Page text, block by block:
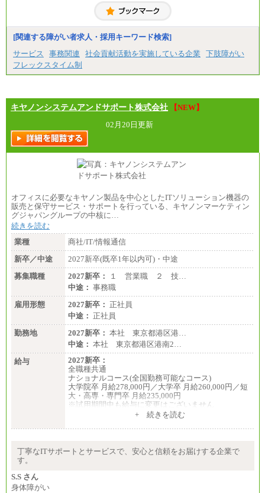
(※3)、218,500円(※4)、216,500円（※5）
※1…東京都、埼玉県、千葉県、神奈川県
※2…大阪府、京都府、兵庫県、滋賀県
※3…愛知県、静岡県
※4…北海道、宮城県、栃木県、群馬県、長野県、新
潟県、富山県、石川県、岡山県、広島県、山口県、
香川県、福岡県
県、福島県、山形県
・月給には一律地域手当を含んだ金額を表示
（一律地域手当：※1…36,000円、※2…33,000円、
※3…28,000円、※4…25,000円、※5…23,000円）
・試用期間中も給与変更なし
●基幹職（地域限定社員）
・大学・院卒／月給185,000 円～219,000 円 ※勤務地
により異なる。
〈大阪・兵庫〉209,000 円
〈愛知〉194,500 円 〈福岡〉1
85,000 円
地により異なる。
〈東京・神奈川〉210,000 円
〈大阪・兵庫〉200,000 円
〈愛知〉194,500 円 〈福
岡〉185,000円
※基本給のみ（地域手当なし）
※試用期間中も給与変更なし
中途：
【阪急交通社】
◆正社員/総合職
月給250,000円～(※1)、247,000円～(※2)、242,000円
～(※3)、239,000円～(※4)、237,000円～（※5）
・月給は一律地域手当を含んだ金額を表示
（※1…36,000円、※2…33,000円、※3…28,000円、
※4…25,000円、※5…23,000円）
・試用期間中も給与変更なし
◆正社員/基幹職
〈東京・神奈川〉月給219,000 円～ 〈大阪・兵庫〉
[関連する障がい者求人・採用キーワード検索]
サービス
事務関連 社会貢献活動を実施している企業
下肢障がい
フレックスタイム制
キヤノンシステムアンドサポート株式会社
【NEW】
02月20日更新
オフィスに必要なキヤノン製品を中心としたITソリューション機器の
販売と保守サービス・サポートを行っている、キヤノンマーケティン
グジャパングループの中核に…
続きを読む
業種
商社/IT/情報通信
新卒／中途
2027新卒(既卒1年以内可)・中途
募集職種
2027新卒：
１ 営業職 ２ 技…
中途： 事務職
雇用形態
2027新卒： 正社員
中途： 正社員
勤務地
2027新卒： 本社 東京都港区港…
中途： 本社 東京都港区港南2…
給与
2027新卒：
全職種共通
ナショナルコース(全国勤務可能なコース)
大学院卒 月給278,000円／大学卒 月給260,000円／短
大・高専・専門卒 月給235,000円
※試用期間中も給与に変更はございません
大学院卒 月給264,000円／大学卒 月給250,000円／短
※試用期間中も給与に変更はございません
中途：
+ 続きを読む
丁寧なITサポートとサービスで、安心と信頼をお届けする企業で
す。
S.S さん
身体障がい